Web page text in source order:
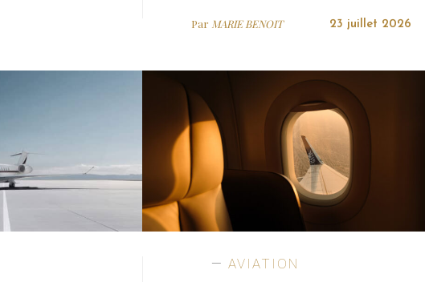
Par MARIE BENOIT 23 juillet 2026
AVIATION